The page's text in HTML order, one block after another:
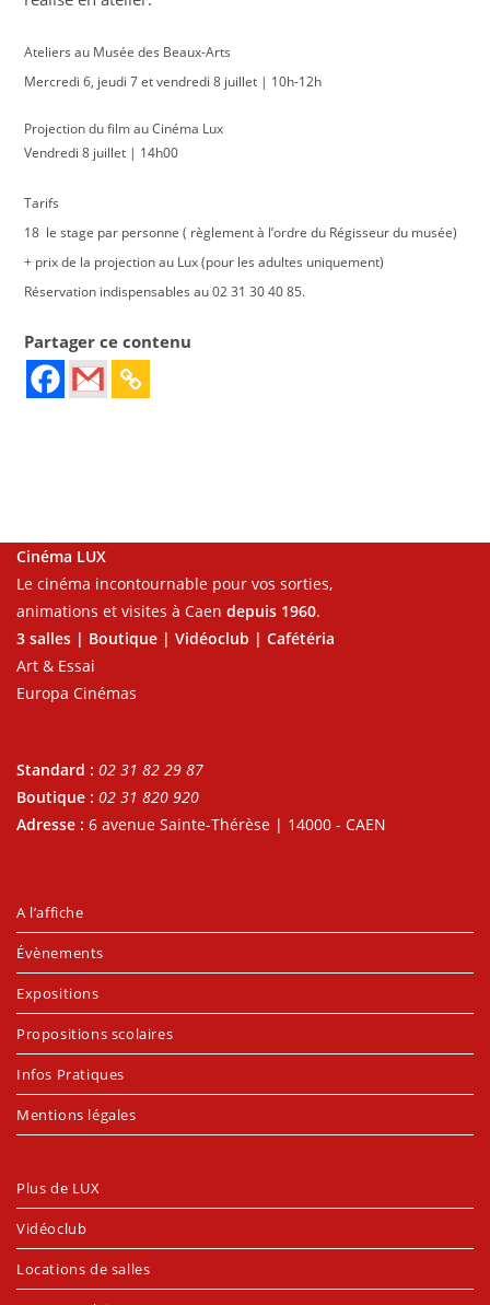
Ateliers au Musée des Beaux-Arts
Mercredi 6, jeudi 7 et vendredi 8 juillet | 10h-12h
Projection du film au Cinéma Lux
Vendredi 8 juillet | 14h00
Tarifs
18  le stage par personne ( règlement à l’ordre du Régisseur du musée)
+ prix de la projection au Lux (pour les adultes uniquement)
Réservation indispensables au 02 31 30 40 85.
Partager ce contenu
Cinéma LUX
Le cinéma incontournable pour vos sorties,
animations et visites à Caen depuis 1960.
3 salles | Boutique | Vidéoclub | Cafétéria
Art & Essai
Europa Cinémas
Standard : 02 31 82 29 87
Boutique : 02 31 820 920
Adresse : 6 avenue Sainte-Thérèse | 14000 - CAEN
A l’affiche
Évènements
Expositions
Propositions scolaires
Infos Pratiques
Mentions légales
Plus de LUX
Vidéoclub
Locations de salles